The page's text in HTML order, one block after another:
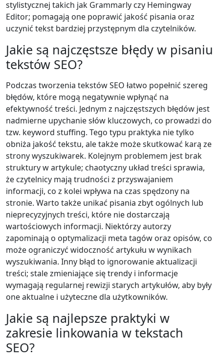
stylistycznej takich jak Grammarly czy Hemingway
Editor; pomagają one poprawić jakość pisania oraz
uczynić tekst bardziej przystępnym dla czytelników.
Jakie są najczęstsze błędy w pisaniu
tekstów SEO?
Podczas tworzenia tekstów SEO łatwo popełnić szereg
błędów, które mogą negatywnie wpłynąć na
efektywność treści. Jednym z najczęstszych błędów jest
nadmierne upychanie słów kluczowych, co prowadzi do
tzw. keyword stuffing. Tego typu praktyka nie tylko
obniża jakość tekstu, ale także może skutkować karą ze
strony wyszukiwarek. Kolejnym problemem jest brak
struktury w artykule; chaotyczny układ treści sprawia,
że czytelnicy mają trudności z przyswajaniem
informacji, co z kolei wpływa na czas spędzony na
stronie. Warto także unikać pisania zbyt ogólnych lub
nieprecyzyjnych treści, które nie dostarczają
wartościowych informacji. Niektórzy autorzy
zapominają o optymalizacji meta tagów oraz opisów, co
może ograniczyć widoczność artykułu w wynikach
wyszukiwania. Inny błąd to ignorowanie aktualizacji
treści; stale zmieniające się trendy i informacje
wymagają regularnej rewizji starych artykułów, aby były
one aktualne i użyteczne dla użytkowników.
Jakie są najlepsze praktyki w
zakresie linkowania w tekstach
SEO?